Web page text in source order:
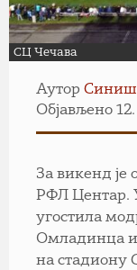
СЦ Чечава
Аутор
Објављено
За викенд је
РФЛ Центар.
угостила
Омладинца
на стадиону